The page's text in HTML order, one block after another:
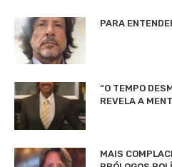
PARA
“O TEMPO
REVELA A
MAIS